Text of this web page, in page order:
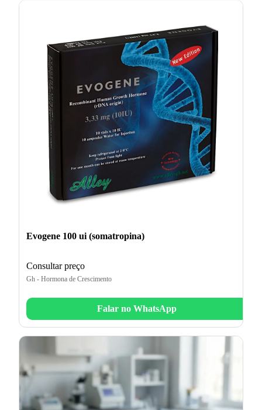
Evogene 100 ui (somatropina)
Consultar preço
Gh - Hormona de Crescimento
Falar no WhatsApp